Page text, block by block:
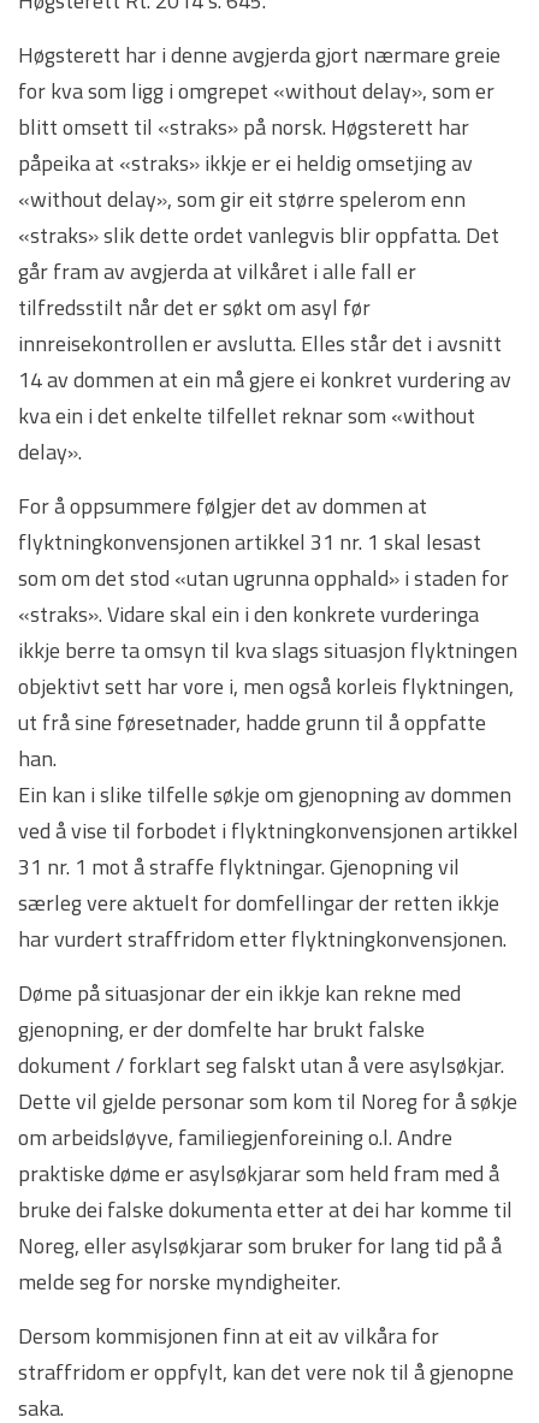
Høgsterett har i denne avgjerda gjort nærmare greie
for kva som ligg i omgrepet «without delay», som er
blitt omsett til «straks» på norsk. Høgsterett har
påpeika at «straks» ikkje er ei heldig omsetjing av
«without delay», som gir eit større spelerom enn
«straks» slik dette ordet vanlegvis blir oppfatta. Det
går fram av avgjerda at vilkåret i alle fall er
tilfredsstilt når det er søkt om asyl før
innreisekontrollen er avslutta. Elles står det i avsnitt
14 av dommen at ein må gjere ei konkret vurdering av
kva ein i det enkelte tilfellet reknar som «without
delay».
For å oppsummere følgjer det av dommen at
flyktningkonvensjonen artikkel 31 nr. 1 skal lesast
som om det stod «utan ugrunna opphald» i staden for
«straks». Vidare skal ein i den konkrete vurderinga
ikkje berre ta omsyn til kva slags situasjon flyktningen
objektivt sett har vore i, men også korleis flyktningen,
ut frå sine føresetnader, hadde grunn til å oppfatte
han.
Ein kan i slike tilfelle søkje om gjenopning av dommen
ved å vise til forbodet i flyktningkonvensjonen artikkel
31 nr. 1 mot å straffe flyktningar. Gjenopning vil
særleg vere aktuelt for domfellingar der retten ikkje
har vurdert straffridom etter flyktningkonvensjonen.
Døme på situasjonar der ein ikkje kan rekne med
gjenopning, er der domfelte har brukt falske
dokument / forklart seg falskt utan å vere asylsøkjar.
Dette vil gjelde personar som kom til Noreg for å søkje
om arbeidsløyve, familiegjenforeining o.l. Andre
praktiske døme er asylsøkjarar som held fram med å
bruke dei falske dokumenta etter at dei har komme til
Noreg, eller asylsøkjarar som bruker for lang tid på å
melde seg for norske myndigheiter.
Dersom kommisjonen finn at eit av vilkåra for
straffridom er oppfylt, kan det vere nok til å gjenopne
saka.